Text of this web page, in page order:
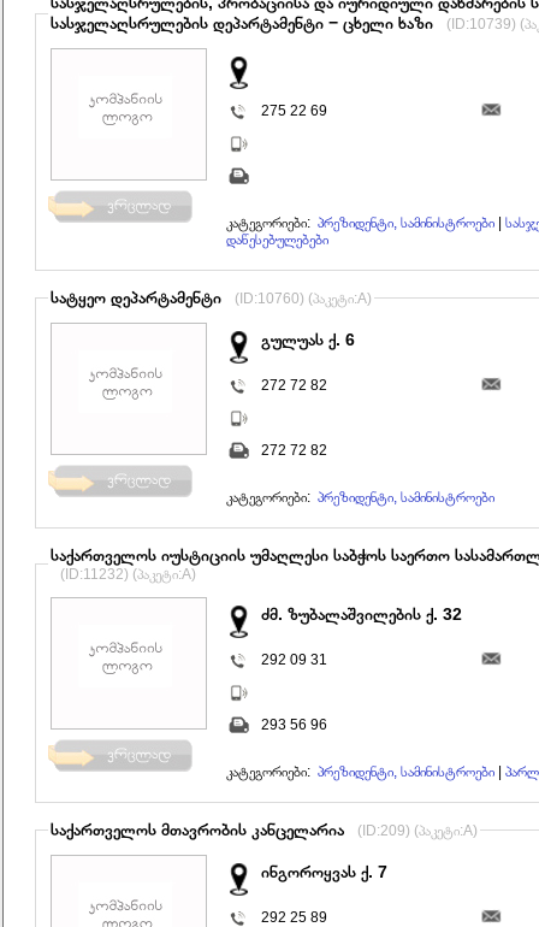
სასჯელაღსრულების დეპარტამენტი − ცხელი ხაზი
(ID:10739)
275 22 69
კატეგორიები: პრეზიდენტი, სამინისტროები
დაწესებულებები
სატყეო დეპარტამენტი (ID:10760) (პაკეტი:A)
გულუას ქ. 6
272 72 82
272 72 82
კატეგორიები: პრეზიდენტი, სამინისტროები
საქართველოს იუსტიციის უმაღლესი საბჭოს საერთო
(ID:11232) (პაკეტი:A)
ძმ. ზუბალაშვილების ქ. 32
292 09 31
293 56 96
კატეგორიები: პრეზიდენტი, სამინისტროები
საქართველოს მთავრობის კანცელარია (ID:209) (პაკეტი:A)
ინგოროყვას ქ. 7
292 25 89